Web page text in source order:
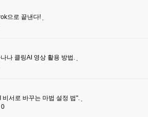
으로 끝낸다!
나 클링AI 영상 활용 방법.
서로 바꾸는 마법 설정 법".
0